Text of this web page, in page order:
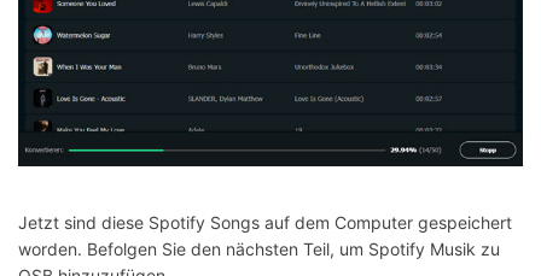
Jetzt sind diese Spotify Songs auf dem Computer gespeichert
worden. Befolgen Sie den nächsten Teil, um Spotify Musik zu